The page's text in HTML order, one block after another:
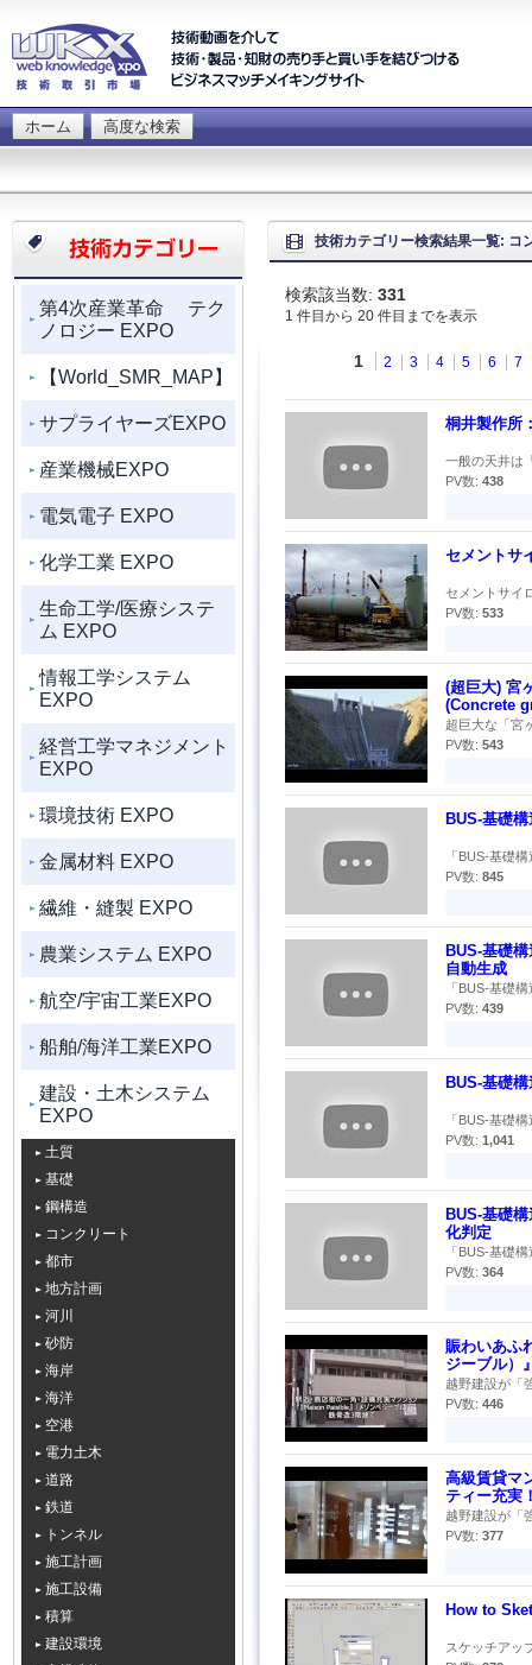
ホーム 高度な検索
第4次産業革命 テク
ノロジー EXPO
【World_SMR_MAP】
サプライヤーズEXPO
産業機械EXPO
電気電子 EXPO
化学工業 EXPO
生命工学/医療システ
ム EXPO
情報工学システム
EXPO
経営工学マネジメント
EXPO
環境技術 EXPO
金属材料 EXPO
繊維・縫製 EXPO
農業システム EXPO
航空/宇宙工業EXPO
船舶/海洋工業EXPO
建設・土木システム
EXPO
土質
基礎
鋼構造
コンクリート
都市
地方計画
河川
砂防
海岸
海洋
空港
電力土木
道路
鉄道
トンネル
施工計画
施工設備
積算
建設環境
技術カテゴリー検索結果一覧: コ
検索該当数: 331
1 件目から 20 件目までを表示
1 2 3 4 5 6 7
桐井製作所
一般の天井は
PV数: 438
セメントサ
セメントサイ
PV数: 533
(超巨大) 宮
(Concrete
超巨大な「宮
PV数: 543
BUS-基礎
「BUS-基礎
PV数: 845
BUS-基礎
自動生成
「BUS-基礎
PV数: 439
BUS-基礎
「BUS-基礎
PV数: 1,041
BUS-基礎
化判定
「BUS-基礎
PV数: 364
賑わいあふ
ジーブル）
越野建設が「
PV数: 446
高級賃貸マ
ティー充実
越野建設が「
PV数: 377
How to
スケッチアッ